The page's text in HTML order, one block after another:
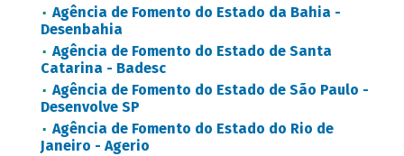
Agência de Fomento do Estado da Bahia -
Desenbahia
Agência de Fomento do Estado de Santa
Catarina - Badesc
Agência de Fomento do Estado de São Paulo -
Desenvolve SP
Agência de Fomento do Estado do Rio de
Janeiro - Agerio